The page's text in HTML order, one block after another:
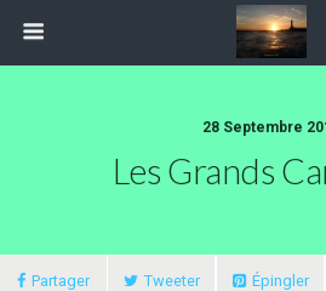
28 Septembre
Les Grands
Partager Tweeter Épingler